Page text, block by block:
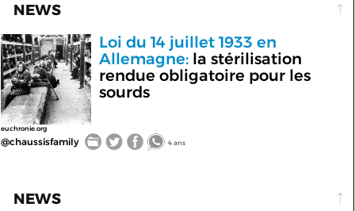
NEWS
euchronie.org
Loi du 14 juillet 1933 en
Allemagne:la stérilisation
rendue obligatoire pour les
sourds
@chaussisfamily 4 ans
NEWS